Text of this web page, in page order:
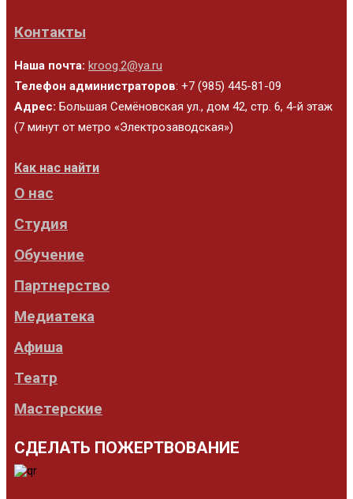
Контакты
Наша почта: kroog.2@ya.ru
Телефон администраторов: +7 (985) 445-81-09
Адрес: Большая Семёновская ул., дом 42, стр. 6, 4-й этаж
(7 минут от метро «Электрозаводская»)
Как нас найти
О нас
Студия
Обучение
Партнерство
Медиатека
Афиша
Театр
Мастерские
СДЕЛАТЬ ПОЖЕРТВОВАНИЕ